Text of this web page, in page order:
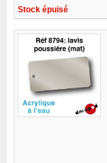
Stock épuisé